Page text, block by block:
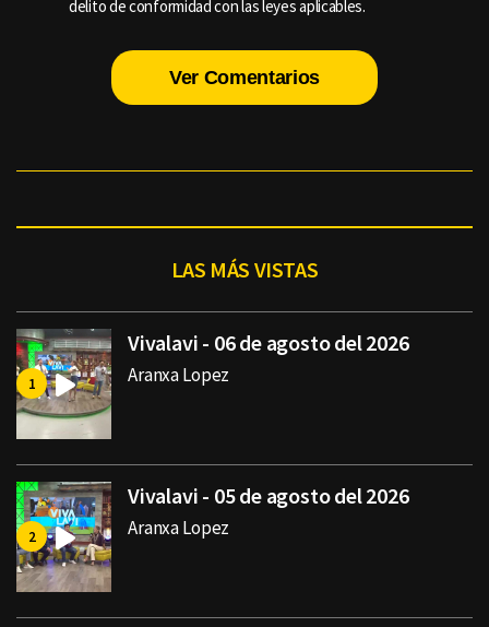
delito de conformidad con las leyes aplicables.
Ver Comentarios
LAS MÁS VISTAS
Vivalavi - 06 de agosto del 2026
Aranxa Lopez
Vivalavi - 05 de agosto del 2026
Aranxa Lopez